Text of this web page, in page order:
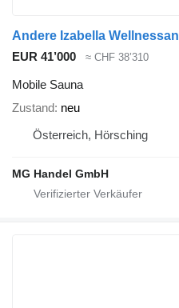
EUR 41’000 ≈ CHF 38’310
Mobile Sauna
Zustand neu
Österreich, Hörsching
MG Handel GmbH